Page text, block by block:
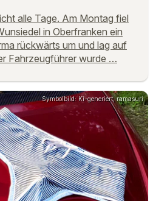
alle Tage. Am Montag fiel
in Oberfranken ein
rückwärts um und lag auf
Fahrzeugführer wurde …
Symbolbild: Ki-generiert, ramasuri